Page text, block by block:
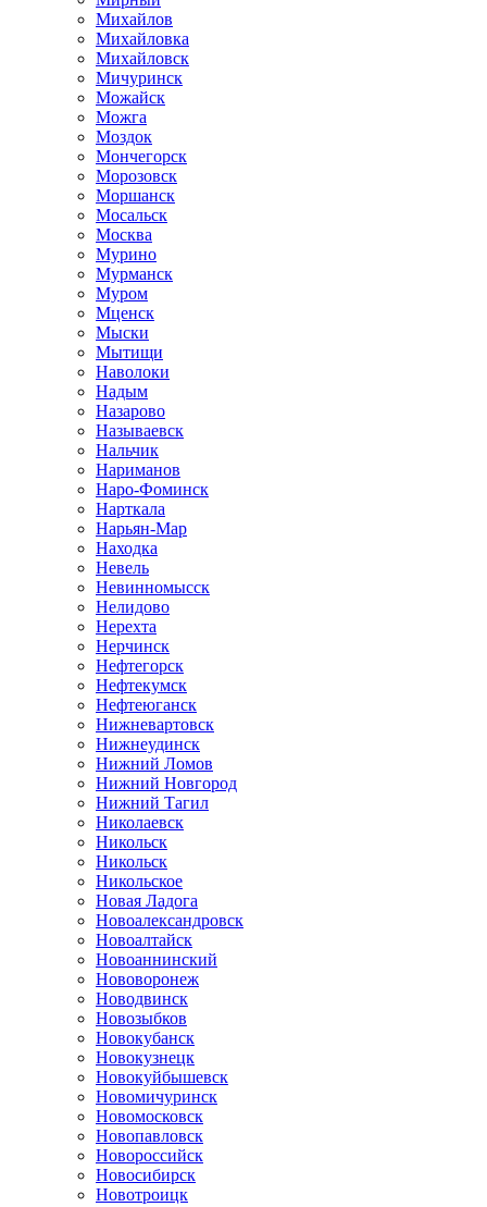
Михайлов
Михайловка
Михайловск
Мичуринск
Можайск
Можга
Моздок
Мончегорск
Морозовск
Моршанск
Мосальск
Москва
Мурино
Мурманск
Муром
Мценск
Мыски
Мытищи
Наволоки
Надым
Назарово
Называевск
Нальчик
Нариманов
Наро-Фоминск
Нарткала
Нарьян-Мар
Находка
Невель
Невинномысск
Нелидово
Нерехта
Нерчинск
Нефтегорск
Нефтекумск
Нефтеюганск
Нижневартовск
Нижнеудинск
Нижний Ломов
Нижний Новгород
Нижний Тагил
Николаевск
Никольск
Никольск
Никольское
Новая Ладога
Новоалександровск
Новоалтайск
Новоаннинский
Нововоронеж
Новодвинск
Новозыбков
Новокубанск
Новокузнецк
Новокуйбышевск
Новомичуринск
Новомосковск
Новопавловск
Новороссийск
Новосибирск
Новотроицк